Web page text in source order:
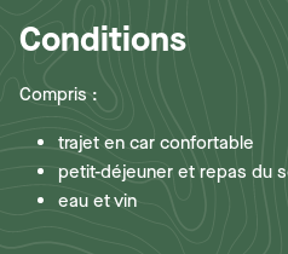
Conditions
Compris :
trajet en car confortable
petit-déjeuner et repas du
eau et vin